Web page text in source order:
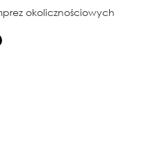
okolicznościowych